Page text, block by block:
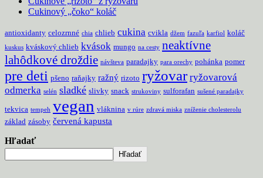
Cukinový „čoko“ koláč
antioxidanty celozrnné chia chlieb cukina cvikla džem fazuľa karfiol koláč
kuskus kváskový chlieb kvások mungo na cesty neaktívne
lahôdkové droždie návšteva paradajky para orechy pohánka pomer
pre deti pšeno raňajky ražný rizoto ryžovar ryžovarová
odmerka selén sladké slivky snack strukoviny sulforafan sušené paradajky
tekvica tempeh vegan vláknina v rúre zdravá miska zníženie cholesterolu
základ zásoby červená kapusta
Hľadať
Hľadať